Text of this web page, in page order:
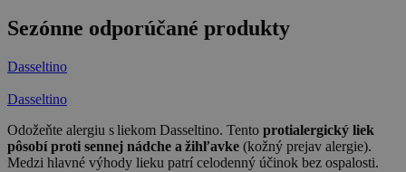
Sezónne odporúčané produkty
Dasseltino
Dasseltino
Odožeňte alergiu s liekom Dasseltino. Tento protialergický liek
pôsobí proti sennej nádche a žihľavke (kožný prejav alergie).
Medzi hlavné výhody lieku patrí celodenný účinok bez ospalosti.